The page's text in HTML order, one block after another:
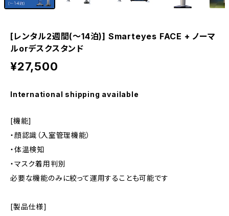
[レンタル2週間(～14泊)] Smarteyes FACE + ノーマ
ルorデスクスタンド
¥27,500
International shipping available
[機能]
・顔認識（入室管理機能）
・体温検知
・マスク着用判別
必要な機能のみに絞って運用することも可能です
[製品仕様]